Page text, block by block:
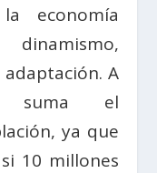
economía
A
suma el
ya que
10 millones